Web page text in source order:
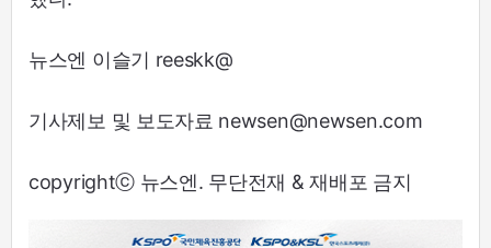
뉴스엔 이슬기 reeskk@
기사제보 및 보도자료 newsen@newsen.com
copyrightⓒ 뉴스엔. 무단전재 & 재배포 금지